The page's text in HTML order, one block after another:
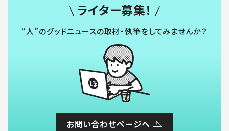
ライター募集！
“人”のグッドニュースの取材・執筆をしてみませんか？
お問い合わせページへ